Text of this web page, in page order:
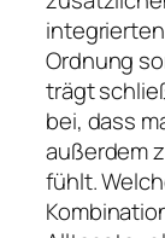
Ordnung
trägt
bei, dass
außerdem
fühlt.